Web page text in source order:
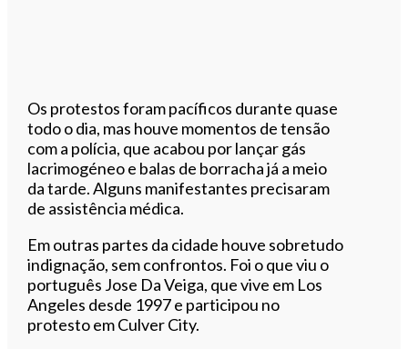
Os protestos foram pacíficos durante quase
todo o dia, mas houve momentos de tensão
com a polícia, que acabou por lançar gás
lacrimogéneo e balas de borracha já a meio
da tarde. Alguns manifestantes precisaram
de assistência médica.
Em outras partes da cidade houve sobretudo
indignação, sem confrontos. Foi o que viu o
português Jose Da Veiga, que vive em Los
Angeles desde 1997 e participou no
protesto em Culver City.